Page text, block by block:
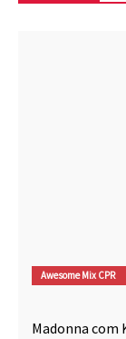
Awesome Mix CPR
Madonna com